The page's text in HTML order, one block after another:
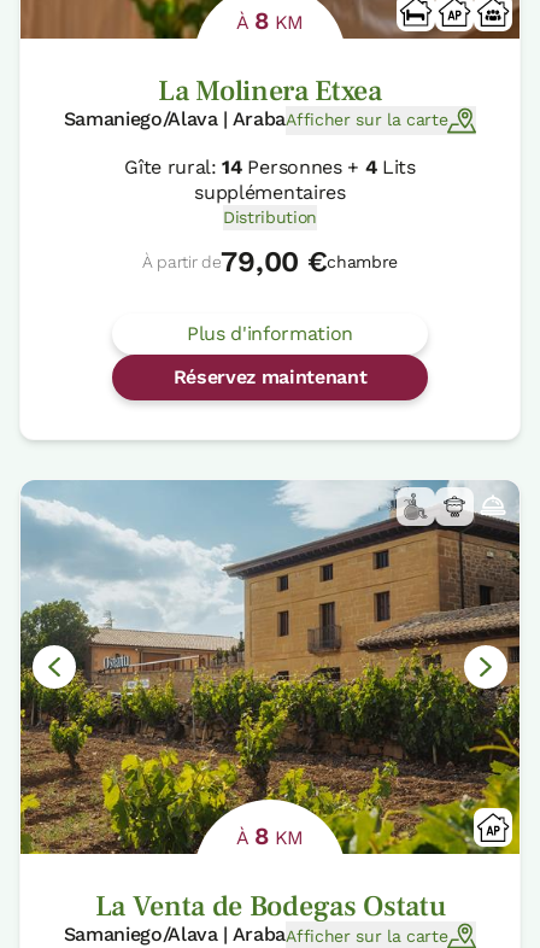
À 8 KM
La Molinera Etxea
Samaniego/Alava | ArabaAfficher sur la carte
Gîte rural:14Personnes + 4Lits
supplémentaires
Distribution
À partir de79,00 €chambre
Plus d'information
Réservez maintenant
À 8 KM
La Venta de Bodegas Ostatu
Samaniego/Alava | ArabaAfficher sur la carte